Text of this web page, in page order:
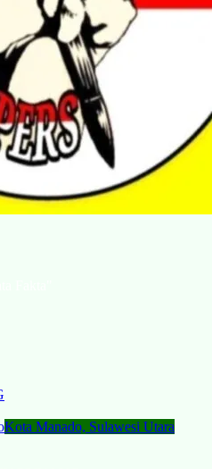
Kota Manado, Sulawesi Utara